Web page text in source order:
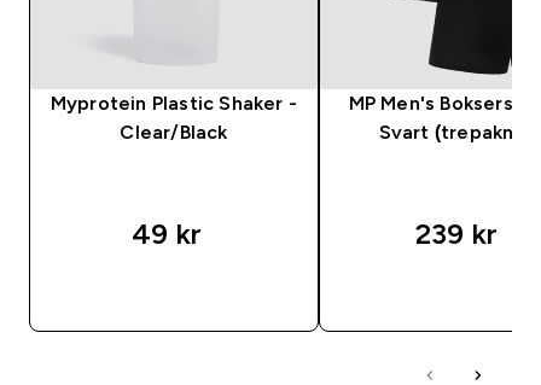
Myprotein Plastic Shaker -
Clear/Black
49 kr‎
MP Men's
Svart
239 kr‎